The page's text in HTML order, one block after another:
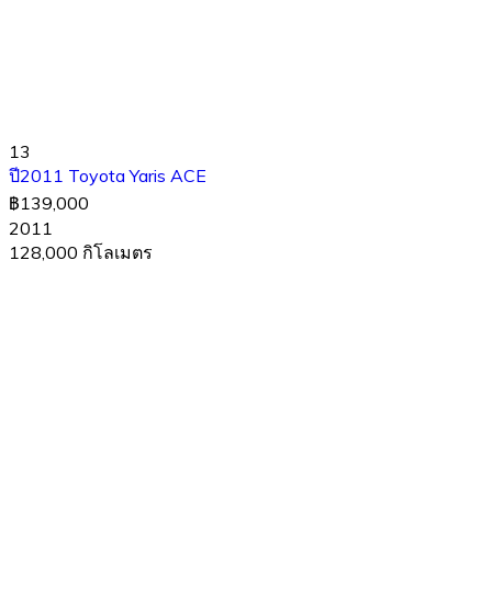
13
ปี2011 Toyota Yaris ACE
฿139,000
2011
128,000 กิโลเมตร